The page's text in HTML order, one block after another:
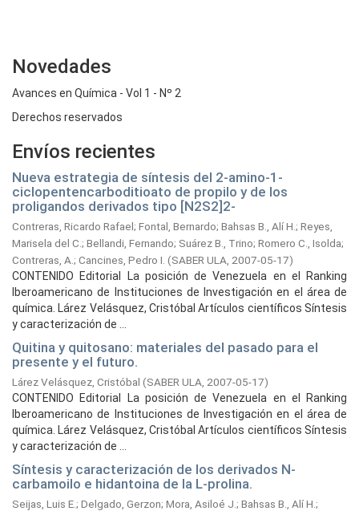
Novedades
Avances en Química - Vol 1 - Nº 2
Derechos reservados
Envíos recientes
Nueva estrategia de síntesis del 2-amino-1-
ciclopentencarboditioato de propilo y de los
proligandos derivados tipo [N2S2]2-
Contreras, Ricardo Rafael; Fontal, Bernardo; Bahsas B., Alí H. ; Reyes,
Marisela del C. ; Bellandi, Fernando; Suárez B., Trino; Romero C., Isolda;
Contreras, A. ; Cancines, Pedro I. (SABER ULA, 2007-05-17)
CONTENIDO Editorial La posición de Venezuela en el Ranking
Iberoamericano de Instituciones de Investigación en el área de
química. Lárez Velásquez, Cristóbal Artículos científicos Síntesis
y caracterización de ...
Quitina y quitosano: materiales del pasado para el
presente y el futuro.
Lárez Velásquez, Cristóbal (SABER ULA, 2007-05-17)
CONTENIDO Editorial La posición de Venezuela en el Ranking
Iberoamericano de Instituciones de Investigación en el área de
química. Lárez Velásquez, Cristóbal Artículos científicos Síntesis
y caracterización de ...
Síntesis y caracterización de los derivados N-
carbamoilo e hidantoina de la L-prolina.
Seijas, Luis E.; Delgado, Gerzon; Mora, Asiloé J. ; Bahsas B., Alí H. ;